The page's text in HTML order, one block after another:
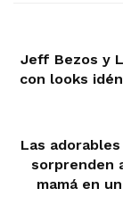
Jeff Bezos y
con looks
Las
sorprenden
mamá en